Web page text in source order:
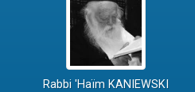
Rabbi 'Haïm KANIEWSKI